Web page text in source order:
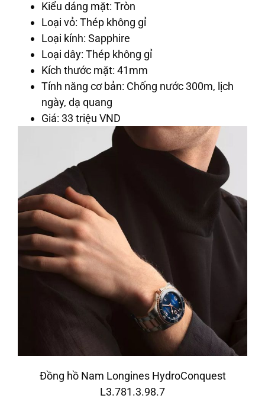
Kiểu dáng mặt: Tròn
Loại vỏ: Thép không gỉ
Loại kính: Sapphire
Loại dây: Thép không gỉ
Kích thước mặt: 41mm
Tính năng cơ bản: Chống nước 300m, lịch
ngày, dạ quang
Giá: 33 triệu VND
Đồng hồ Nam Longines HydroConquest
L3.781.3.98.7